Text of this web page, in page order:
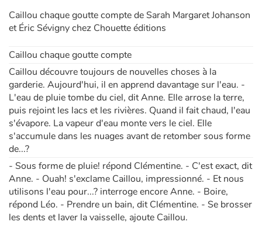
Caillou chaque goutte compte de Sarah Margaret Johanson
et Éric Sévigny chez Chouette éditions
Caillou chaque goutte compte
Caillou découvre toujours de nouvelles choses à la
garderie. Aujourd'hui, il en apprend davantage sur l'eau. -
L'eau de pluie tombe du ciel, dit Anne. Elle arrose la terre,
puis rejoint les lacs et les rivières. Quand il fait chaud, l'eau
s'évapore. La vapeur d'eau monte vers le ciel. Elle
s'accumule dans les nuages avant de retomber sous forme
de...?
- Sous forme de pluie! répond Clémentine. - C'est exact, dit
Anne. - Ouah! s'exclame Caillou, impressionné. - Et nous
utilisons l'eau pour...? interroge encore Anne. - Boire,
répond Léo. - Prendre un bain, dit Clémentine. - Se brosser
les dents et laver la vaisselle, ajoute Caillou.